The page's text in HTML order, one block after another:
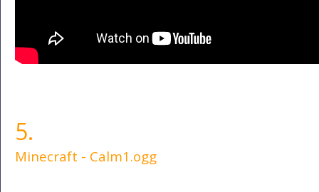
5.
Minecraft - Calm1.ogg